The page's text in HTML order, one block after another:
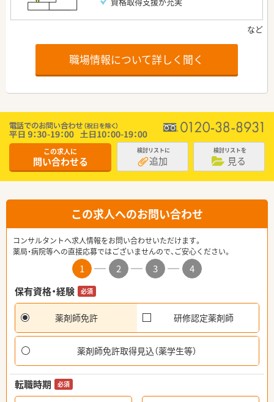
職場情報について詳しく聞く
この求人に
問い合わせる
検討リストに
追加
検討リストを
見る
この求人へのお問い合わせ
コンサルタントへ求人情報をお問い合わせいただけます。
薬局・病院等への直接応募ではございませんので、ご安心ください。
1 2 3
4
保有資格・経験
必須
薬剤師免許 研修認定薬剤師
薬剤師免許取得見込（薬学生等）
転職時期 必須